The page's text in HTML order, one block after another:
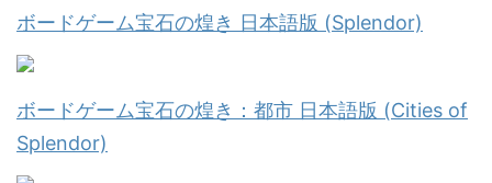
ボードゲーム宝石の煌き 日本語版 (Splendor)
ボードゲーム宝石の煌き：都市 日本語版 (Cities of
Splendor)